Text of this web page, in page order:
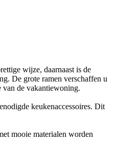
wijze, daarnaast is de
De grote ramen verschaffen u
van de vakantiewoning.
keukenaccessoires. Dit
mooie materialen worden